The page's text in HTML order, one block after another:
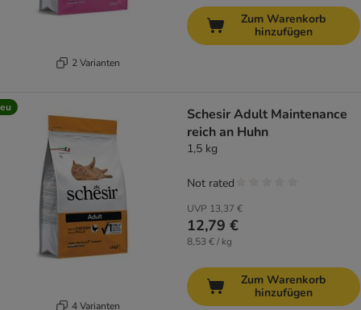
2 Varianten
Zum Warenkorb
hinzufügen
4 Varianten
Schesir Adult Maintenance
reich an Huhn
1,5 kg
UVP 13,37 €
12,79 €
8,53 € / kg
Not rated
Zum Warenkorb
hinzufügen